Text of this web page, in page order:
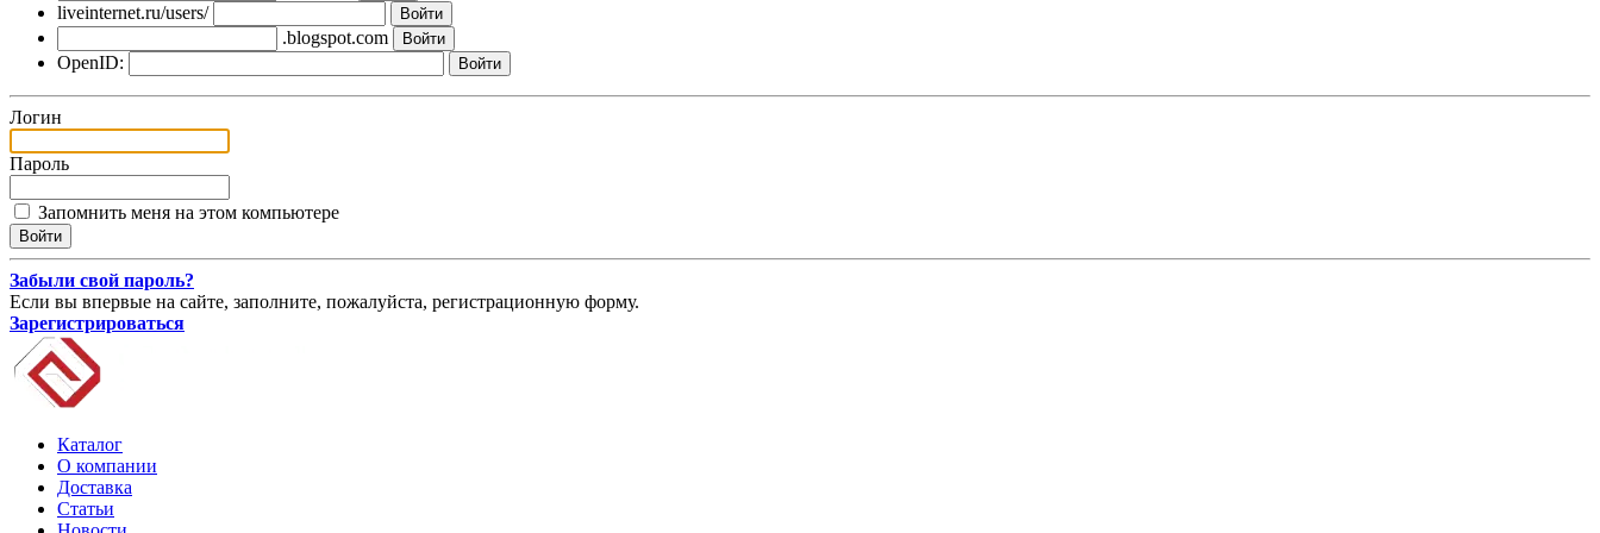
liveinternet.ru/users/
.blogspot.com
OpenID:
Логин
Пароль
Запомнить меня на этом компьютере
Забыли свой пароль?
Если вы впервые на сайте, заполните, пожалуйста, регистрационную форму.
Зарегистрироваться
Каталог
О компании
Доставка
Статьи